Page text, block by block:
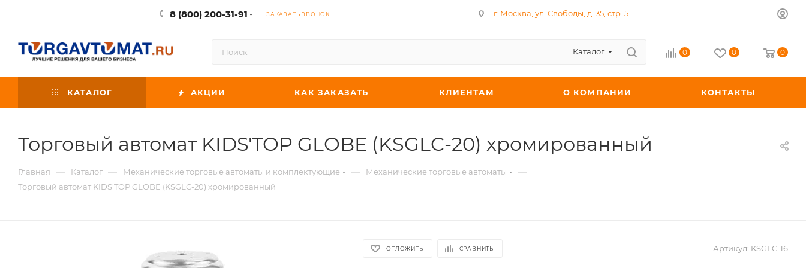
8 (800) 200-31-91 ЗАКАЗАТЬ ЗВОНОК г. Москва, ул. Свободы, д. 35, стр. 5
Каталог 0 0 0
КАТАЛОГ АКЦИИ КАК ЗАКАЗАТЬ КЛИЕНТАМ О КОМПАНИИ КОНТАКТЫ
Торговый автомат KIDS'TOP GLOBE (KSGLC-20) хромированный
Главная — Каталог — Механические торговые автоматы и комплектующие — Механические торговые автоматы —
Торговый автомат KIDS'TOP GLOBE (KSGLC-20) хромированный
ОТЛОЖИТЬ СРАВНИТЬ Артикул: KSGLC-16